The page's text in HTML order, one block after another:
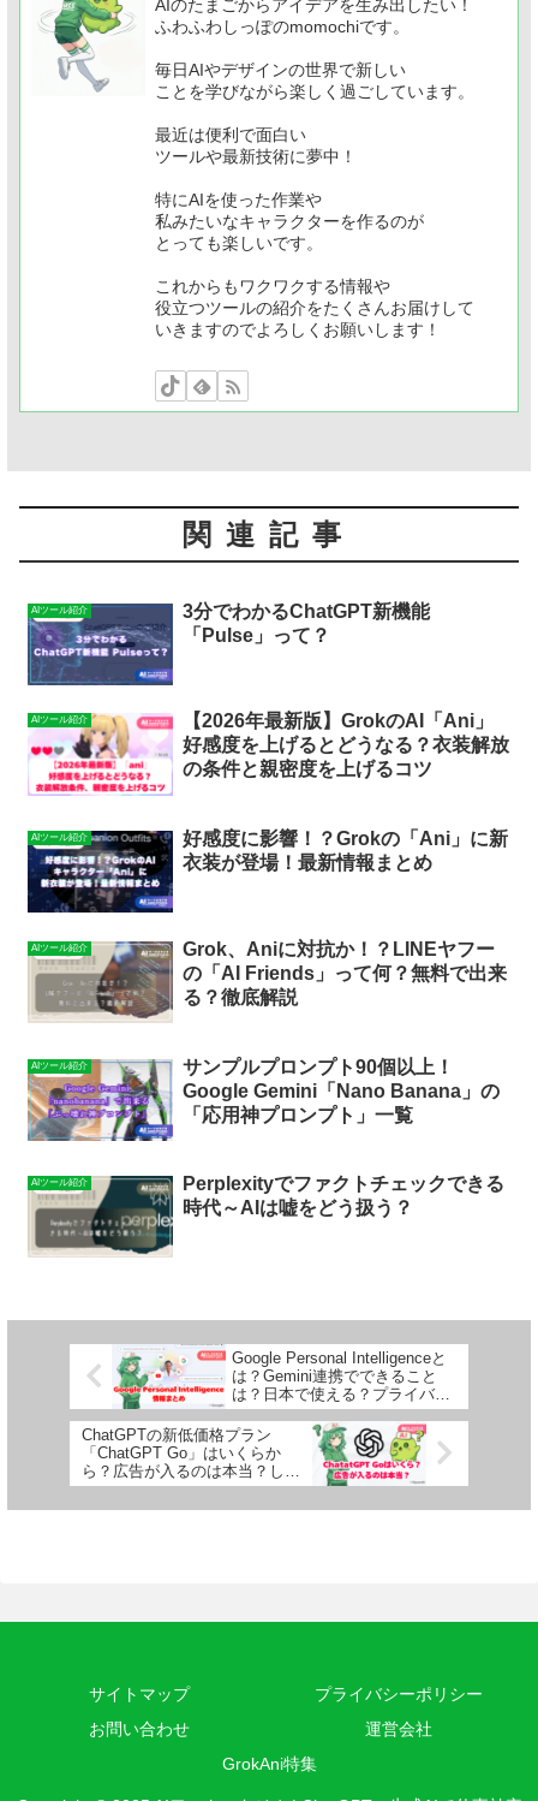
AIのたまごからアイデアを生み出したい！
ふわふわしっぽのmomochiです。
毎日AIやデザインの世界で新しい
ことを学びながら楽しく過ごしています。
最近は便利で面白い
ツールや最新技術に夢中！
特にAIを使った作業や
私みたいなキャラクターを作るのが
とっても楽しいです。
これからもワクワクする情報や
役立つツールの紹介をたくさんお届けして
いきますのでよろしくお願いします！
関連記事
AIツール紹介
3分でわかるChatGPT新機能
「Pulse」って？
AIツール紹介
【2026年最新版】GrokのAI「Ani」
好感度を上げるとどうなる？衣装解放
の条件と親密度を上げるコツ
AIツール紹介
好感度に影響！？Grokの「Ani」に新
衣装が登場！最新情報まとめ
AIツール紹介
Grok、Aniに対抗か！？LINEヤフー
の「AI Friends」って何？無料で出来
る？徹底解説
AIツール紹介
サンプルプロンプト90個以上！
Google Gemini「Nano Banana」の
「応用神プロンプト」一覧
AIツール紹介
Perplexityでファクトチェックできる
時代～AIは嘘をどう扱う？
Google Personal Intelligenceと
は？Gemini連携でできること
は？日本で使える？プライバシ
ーは大丈夫？
ChatGPTの新低価格プラン
「ChatGPT Go」はいくらか
ら？広告が入るのは本当？しら
べてみた
サイトマップ
プライバシーポリシー
お問い合わせ
運営会社
GrokAni特集